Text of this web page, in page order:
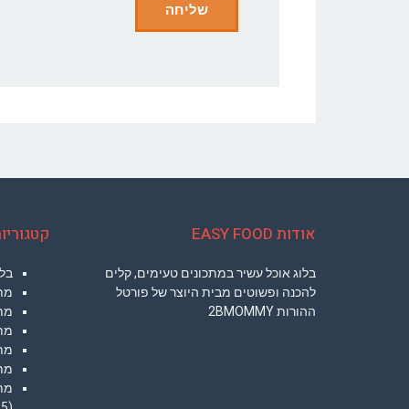
אודות EASY FOOD
בלוג אוכל עשיר במתכונים טעימים, קלים
להכנה ופשוטים מבית היוצר של פורטל
ההורות 2BMOMMY